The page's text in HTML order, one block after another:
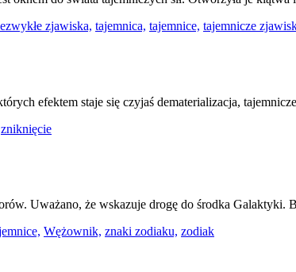
zjawiska, tajemnica, tajemnice, tajemnicze
efektem staje się czyjaś dematerializacja,
zniknięcie
Uważano, że wskazuje drogę do środka Galaktyki.
Wężownik, znaki zodiaku, zodiak